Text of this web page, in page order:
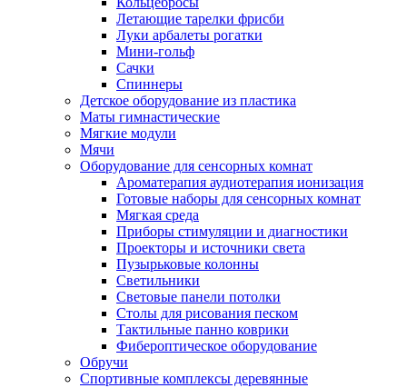
Летающие тарелки фрисби
Луки арбалеты рогатки
Мини-гольф
Сачки
Спиннеры
Детское оборудование из пластика
Маты гимнастические
Мягкие модули
Мячи
Оборудование для сенсорных комнат
Ароматерапия аудиотерапия ионизация
Готовые наборы для сенсорных комнат
Мягкая среда
Приборы стимуляции и диагностики
Проекторы и источники света
Пузырьковые колонны
Светильники
Световые панели потолки
Столы для рисования песком
Тактильные панно коврики
Фибероптическое оборудование
Обручи
Спортивные комплексы деревянные